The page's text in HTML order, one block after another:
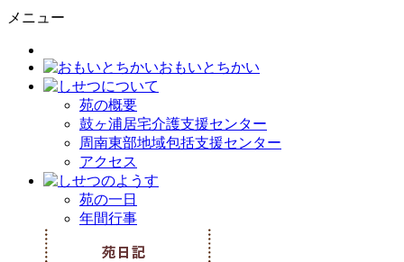
メニュー
おもいとちかい
苑の概要
鼓ヶ浦居宅介護支援センター
周南東部地域包括支援センター
アクセス
苑の一日
年間行事